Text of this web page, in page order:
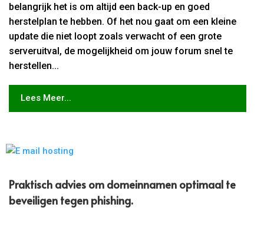
belangrijk het is om altijd een back-up en goed
herstelplan te hebben. Of het nou gaat om een kleine
update die niet loopt zoals verwacht of een grote
serveruitval, de mogelijkheid om jouw forum snel te
herstellen...
Lees Meer...
Praktisch advies om domeinnamen optimaal te
beveiligen tegen phishing.​